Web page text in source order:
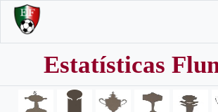
Estatísticas